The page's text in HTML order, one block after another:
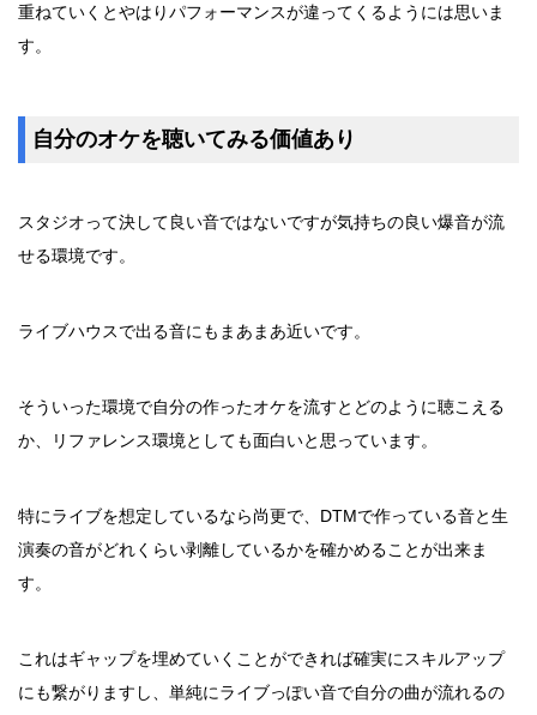
重ねていくとやはりパフォーマンスが違ってくるようには思いま
す。
自分のオケを聴いてみる価値あり
スタジオって決して良い音ではないですが気持ちの良い爆音が流
せる環境です。
ライブハウスで出る音にもまあまあ近いです。
そういった環境で自分の作ったオケを流すとどのように聴こえる
か、リファレンス環境としても面白いと思っています。
特にライブを想定しているなら尚更で、DTMで作っている音と生
演奏の音がどれくらい剥離しているかを確かめることが出来ま
す。
これはギャップを埋めていくことができれば確実にスキルアップ
にも繋がりますし、単純にライブっぽい音で自分の曲が流れるの